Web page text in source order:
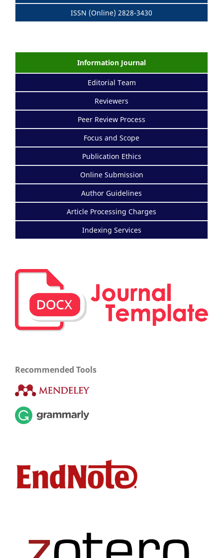
ISSN (Online) 2828-3430
Information Journal
Editorial Team
Reviewers
Peer Review Process
Focus and Scope
Publication Ethics
Online Submission
Author Guidelines
Article Processing Charges
Indexing Services
Recommended Tools